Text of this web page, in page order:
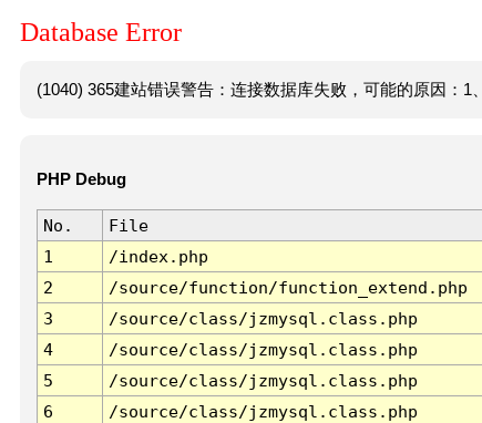
Database Error
(1040) 365建站错误警告：连接数据库失败，可能的原因：1
PHP Debug
No. File
1
/index.php
2
/source/function/function_extend.php
3
/source/class/jzmysql.class.php
4
/source/class/jzmysql.class.php
5
/source/class/jzmysql.class.php
6
/source/class/jzmysql.class.php